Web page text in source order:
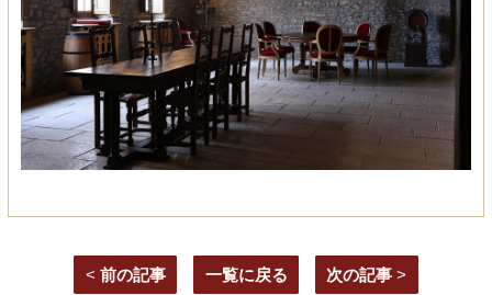
< 前の記事 一覧に戻る 次の記事 >